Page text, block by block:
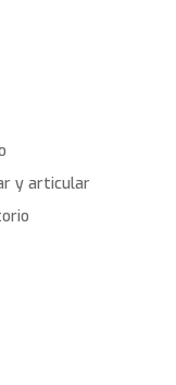
y articular